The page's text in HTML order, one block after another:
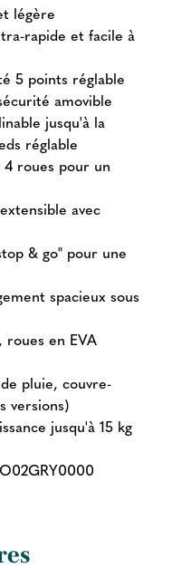
légère
rapide et facile à
5 points réglable
amovible
jusqu'à la
réglable
4 roues pour un
avec
& go" pour une
spacieux sous
roues en EVA
pluie, couvre-
versions)
jusqu'à 15 kg